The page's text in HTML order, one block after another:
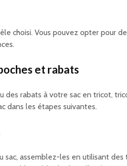
choisi. Vous pouvez opter pour
et rabats
des rabats à votre sac en tricot,
dans les étapes suivantes.
assemblez-les en utilisant des